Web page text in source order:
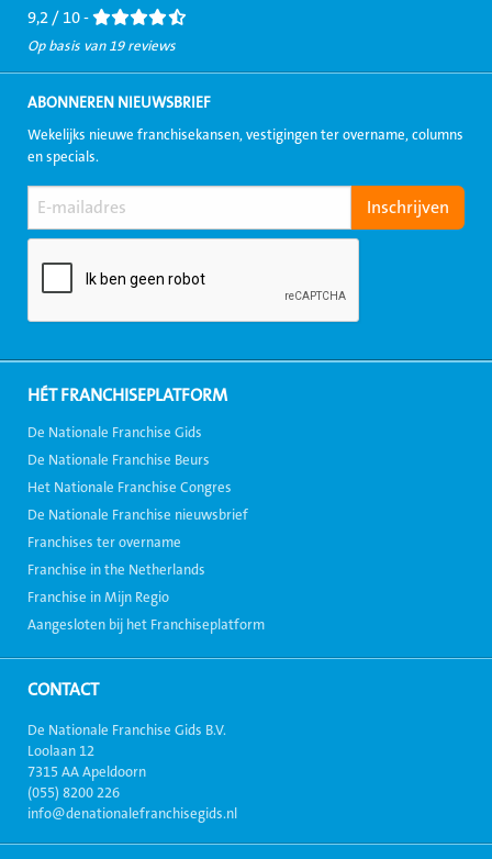
9,2 / 10 -
Op basis van 19 reviews
ABONNEREN NIEUWSBRIEF
Wekelijks nieuwe franchisekansen, vestigingen ter overname, columns
en specials.
HÉT FRANCHISEPLATFORM
De Nationale Franchise Gids
De Nationale Franchise Beurs
Het Nationale Franchise Congres
De Nationale Franchise nieuwsbrief
Franchises ter overname
Franchise in the Netherlands
Franchise in Mijn Regio
Aangesloten bij het Franchiseplatform
CONTACT
De Nationale Franchise Gids B.V.
Loolaan 12
7315 AA Apeldoorn
(055) 8200 226
info@denationalefranchisegids.nl